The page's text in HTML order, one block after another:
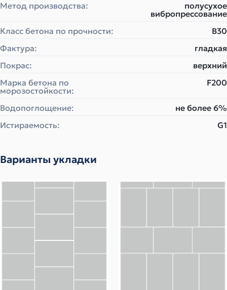
Метод производства:
полусухое
вибропрессование
Класс бетона по прочности:
B30
Фактура:
гладкая
Покрас:
верхний
Марка бетона по
морозостойкости:
F200
Водопоглощение:
не более 6%
Истираемость:
G1
Варианты укладки